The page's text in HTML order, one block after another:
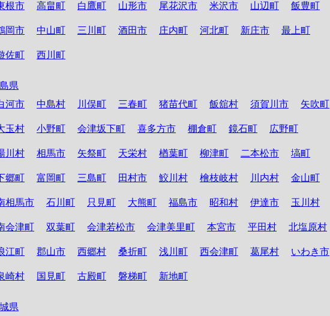
根市 高畠町 白鷹町 山形市 尾花沢市 米沢市 山辺町 飯豊町
岡市 中山町 三川町 酒田市 庄内町 河北町 新庄市 最上町
佐町 西川町
県
河市
中島村 川俣町 三春町 猪苗代町 飯舘村 須賀川市 矢吹町
玉村 小野町 会津坂下町 喜多方市 棚倉町 鏡石町 広野町
川村 相馬市 矢祭町 天栄村 楢葉町 柳津町 二本松市 塙町
郷町 富岡町 三島町 田村市 鮫川村 檜枝岐村 川内村 金山町
相馬市 石川町 只見町 大熊町 福島市 昭和村 伊達市 玉川村
会津町 双葉町 会津若松市 会津美里町 本宮市 平田村 北塩原村
江町 郡山市 西郷村 桑折町 浅川町 西会津町 葛尾村 いわき市
崎村 国見町 古殿町 磐梯町 新地町
県